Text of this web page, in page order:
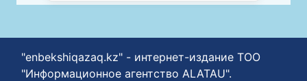
"enbekshiqazaq.kz" - интернет-издание ТОО
"Информационное агентство ALATAU".